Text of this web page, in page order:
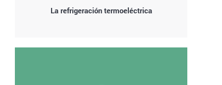
La refrigeración termoeléctrica